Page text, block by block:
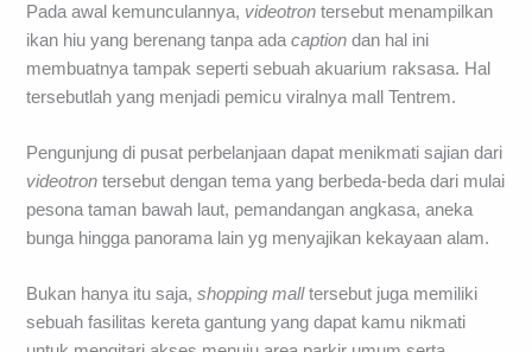
Pada awal kemunculannya, videotron tersebut menampilkan
ikan hiu yang berenang tanpa adacaption dan hal ini
membuatnya tampak seperti sebuah akuarium raksasa. Hal
tersebutlah yang menjadi pemicu viralnya mall Tentrem.
Pengunjung di pusat perbelanjaan dapat menikmati sajian dari
videotron tersebut dengan tema yang berbeda-beda dari mulai
pesona taman bawah laut, pemandangan angkasa, aneka
bunga hingga panorama lain yg menyajikan kekayaan alam.
Bukan hanya itu saja, shopping malltersebut juga memiliki
sebuah fasilitas kereta gantung yang dapat kamu nikmati